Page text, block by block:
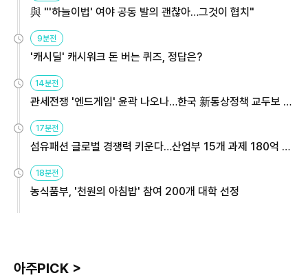
與 "'하늘이법' 여야 공동 발의 괜찮아…그것이 협치"
9분전
'캐시딜' 캐시워크 돈 버는 퀴즈, 정답은?
14분전
관세전쟁 '엔드게임' 윤곽 나오나…한국 新통상정책 교두보 활
용해야
17분전
섬유패션 글로벌 경쟁력 키운다…산업부 15개 과제 180억 지
원
18분전
농식품부, '천원의 아침밥' 참여 200개 대학 선정
아주PICK >